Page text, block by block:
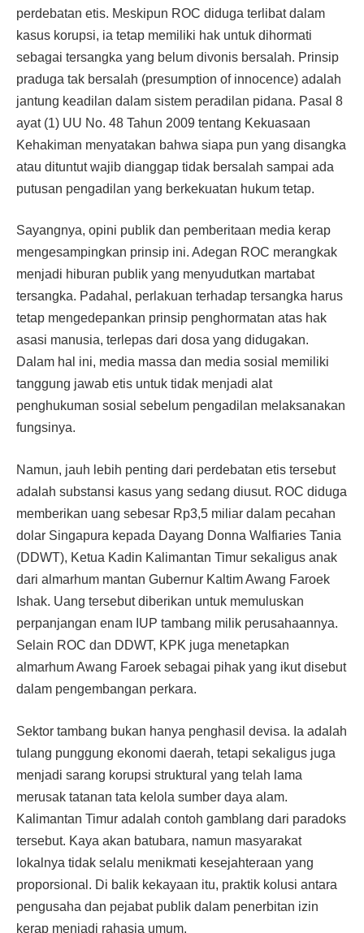
perdebatan etis. Meskipun ROC diduga terlibat dalam
kasus korupsi, ia tetap memiliki hak untuk dihormati
sebagai tersangka yang belum divonis bersalah. Prinsip
praduga tak bersalah (presumption of innocence) adalah
jantung keadilan dalam sistem peradilan pidana. Pasal 8
ayat (1) UU No. 48 Tahun 2009 tentang Kekuasaan
Kehakiman menyatakan bahwa siapa pun yang disangka
atau dituntut wajib dianggap tidak bersalah sampai ada
putusan pengadilan yang berkekuatan hukum tetap.
Sayangnya, opini publik dan pemberitaan media kerap
mengesampingkan prinsip ini. Adegan ROC merangkak
menjadi hiburan publik yang menyudutkan martabat
tersangka. Padahal, perlakuan terhadap tersangka harus
tetap mengedepankan prinsip penghormatan atas hak
asasi manusia, terlepas dari dosa yang didugakan.
Dalam hal ini, media massa dan media sosial memiliki
tanggung jawab etis untuk tidak menjadi alat
penghukuman sosial sebelum pengadilan melaksanakan
fungsinya.
Namun, jauh lebih penting dari perdebatan etis tersebut
adalah substansi kasus yang sedang diusut. ROC diduga
memberikan uang sebesar Rp3,5 miliar dalam pecahan
dolar Singapura kepada Dayang Donna Walfiaries Tania
(DDWT), Ketua Kadin Kalimantan Timur sekaligus anak
dari almarhum mantan Gubernur Kaltim Awang Faroek
Ishak. Uang tersebut diberikan untuk memuluskan
perpanjangan enam IUP tambang milik perusahaannya.
Selain ROC dan DDWT, KPK juga menetapkan
almarhum Awang Faroek sebagai pihak yang ikut disebut
dalam pengembangan perkara.
Sektor tambang bukan hanya penghasil devisa. Ia adalah
tulang punggung ekonomi daerah, tetapi sekaligus juga
menjadi sarang korupsi struktural yang telah lama
merusak tatanan tata kelola sumber daya alam.
Kalimantan Timur adalah contoh gamblang dari paradoks
tersebut. Kaya akan batubara, namun masyarakat
lokalnya tidak selalu menikmati kesejahteraan yang
proporsional. Di balik kekayaan itu, praktik kolusi antara
pengusaha dan pejabat publik dalam penerbitan izin
kerap menjadi rahasia umum.